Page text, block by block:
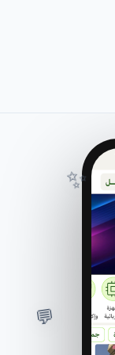
✨
💬